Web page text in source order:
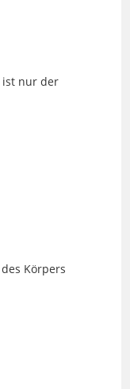
nur der
Körpers